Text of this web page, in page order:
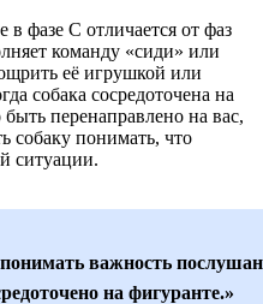
фазе С отличается от фаз
команду «сиди» или
её игрушкой или
собака сосредоточена на
перенаправлено на вас,
собаку понимать, что
ситуации.
важность
на фигуранте.»